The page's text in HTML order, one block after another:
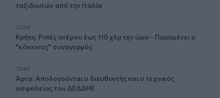
ταξιδιωτών από την Ιταλία
12:54
Κρήτη: Ριπές ανέμου έως 110 χλμ την ώρα - Παραμένει ο
"κόκκινος" συναγερμός
12:44
Άρτα: Απολογούνται ο διευθυντής και ο τεχνικός
ασφαλείας του ΔΕΔΔΗΕ